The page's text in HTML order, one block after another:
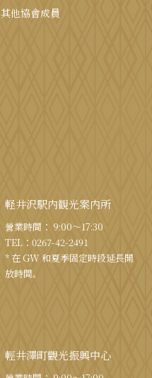
其他協會成員
軽井沢駅内観光案内所
營業時間： 9:00〜17:30
TEL： 0267-42-2491
* 在 GW 和夏季固定時段延長開
放時間。
輕井澤町觀光振興中心